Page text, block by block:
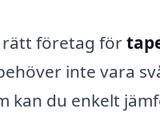
företag för
inte vara
kan du enkelt